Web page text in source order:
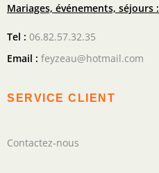
Mariages, événements, séjours :
Tel : 06.82.57.32.35
Email : feyzeau@hotmail.com
SERVICE CLIENT
Contactez-nous